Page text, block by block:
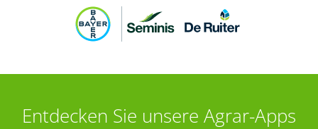
Entdecken Sie unsere Agrar-Apps